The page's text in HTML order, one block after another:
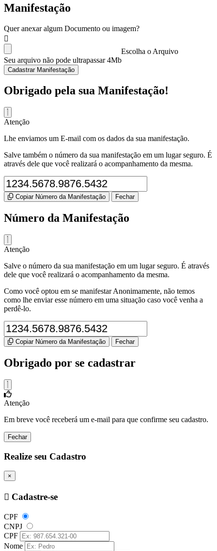
Manifestação
Quer anexar algum Documento ou imagem?
Escolha o Arquivo
Seu arquivo não pode ultrapassar 4Mb
Cadastrar Manifestação
Obrigado pela sua Manifestação!
Atenção
Lhe enviamos um E-mail com os dados da sua manifestação.
Salve também o número da sua manifestação em um lugar seguro. É
através dele que você realizará o acompanhamento da mesma.
Copiar Número da Manifestação Fechar
Número da Manifestação
Atenção
Salve o número da sua manifestação em um lugar seguro. É através
dele que você realizará o acompanhamento da mesma.
Como você optou em se manifestar Anonimamente, não temos
como lhe enviar esse número em uma situação caso você venha a
perdê-lo.
Copiar Número da Manifestação Fechar
Obrigado por se cadastrar
Atenção
Em breve você receberá um e-mail para que confirme seu cadastro.
Fechar
Realize seu Cadastro
×
Cadastre-se
CPF
CNPJ
CPF
Nome